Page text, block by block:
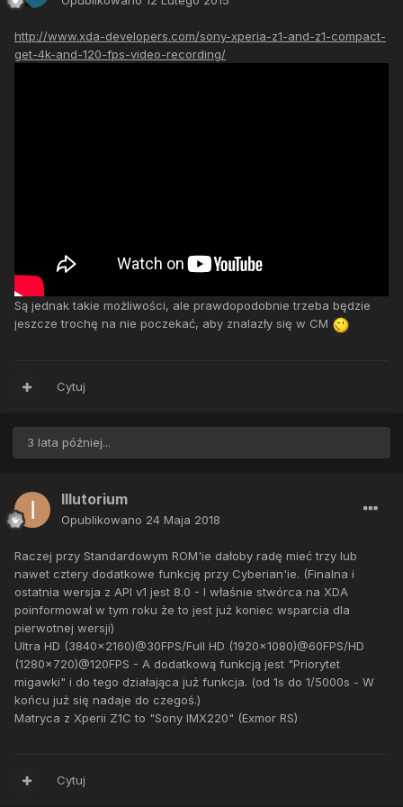
http://www.xda-developers.com/sony-xperia-z1-and-z1-compact-
get-4k-and-120-fps-video-recording/
Są jednak takie możliwości, ale prawdopodobnie trzeba będzie
jeszcze trochę na nie poczekać, aby znalazły się w CM
Cytuj
3 lata później...
Illutorium
Opublikowano 24 Maja 2018
Raczej przy Standardowym ROM'ie dałoby radę mieć trzy lub
nawet cztery dodatkowe funkcję przy Cyberian'ie. (Finalna i
ostatnia wersja z API v1 jest 8.0 - I właśnie stwórca na XDA
poinformował w tym roku że to jest już koniec wsparcia dla
pierwotnej wersji)
Ultra HD (3840x2160)@30FPS/Full HD (1920x1080)@60FPS/HD
(1280x720)@120FPS - A dodatkową funkcją jest "Priorytet
migawki" i do tego działająca już funkcja. (od 1s do 1/5000s - W
końcu już się nadaje do czegoś.)
Matryca z Xperii Z1C to "Sony IMX220" (Exmor RS)
Cytuj